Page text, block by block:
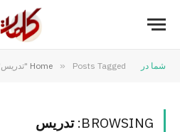
شما در Home » Posts Tagged "تدریس"
BROWSING: تدریس